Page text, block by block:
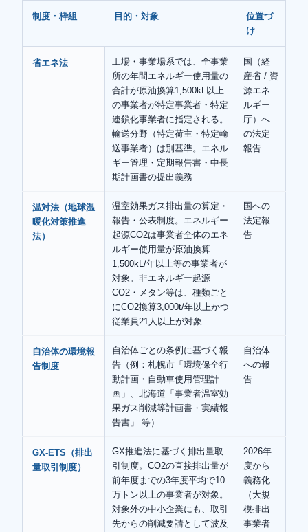
制度・枠組 目的・対象
位置づ
け
省エネ法
工場・事業場系では、全事業
所の年間エネルギー使用量の
合計が原油換算1,500kL以上
の事業者が特定事業者・特定
連鎖化事業者に指定される。
輸送分野（特定荷主・特定輸
送事業者）は別基準。エネル
ギー管理・定期報告書・中長
期計画書の提出義務
国（経
産省 / 資
源エネ
ルギー
庁）へ
の法定
報告
温対法（地球温
暖化対策推進
法）
温室効果ガス排出量の算定・
報告・公表制度。エネルギー
起源CO2は事業者全体のエネ
ルギー使用量が原油換算
1,500kL/年以上等の事業者が
対象。非エネルギー起源
CO2・メタン等は、種類ごと
にCO2換算3,000t/年以上かつ
従業員21人以上が対象
国への
法定報
告
自治体の環境報
告制度
自治体ごとの条例に基づく報
告（例：札幌市「環境保全行
動計画・自動車使用管理計
画」、北海道「事業者温室効
果ガス削減等計画書・実績報
告書」 等）
自治体
への報
告
GX-ETS（排出
量取引制度）
GX推進法に基づく排出量取
引制度。CO2の直接排出量が
前年度までの3年度平均で10
万トン以上の事業者が対象。
対象外の中小企業にも、取引
先からの削減要請として波及
2026年
度から
義務化
（大規
模排出
事業者